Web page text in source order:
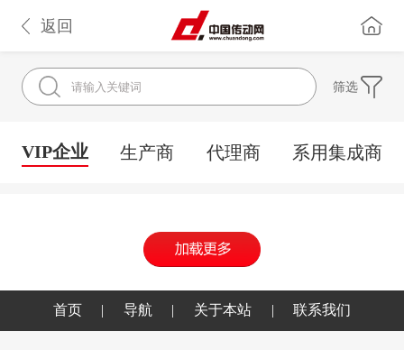
返回
筛选
VIP企业 生产商 代理商 系用集成商
首页 | 导航 | 关于本站 | 联系我们